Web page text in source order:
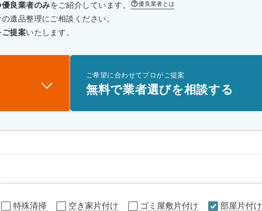
良業者のみをご紹介しています。 優良業者とは
遺品整理にご相談ください。
ご提案いたします。
ご希望に合わせてプロがご提案
無料で業者選びを相談する
特殊清掃 空き家片付け ゴミ屋敷片付け 部屋片付け